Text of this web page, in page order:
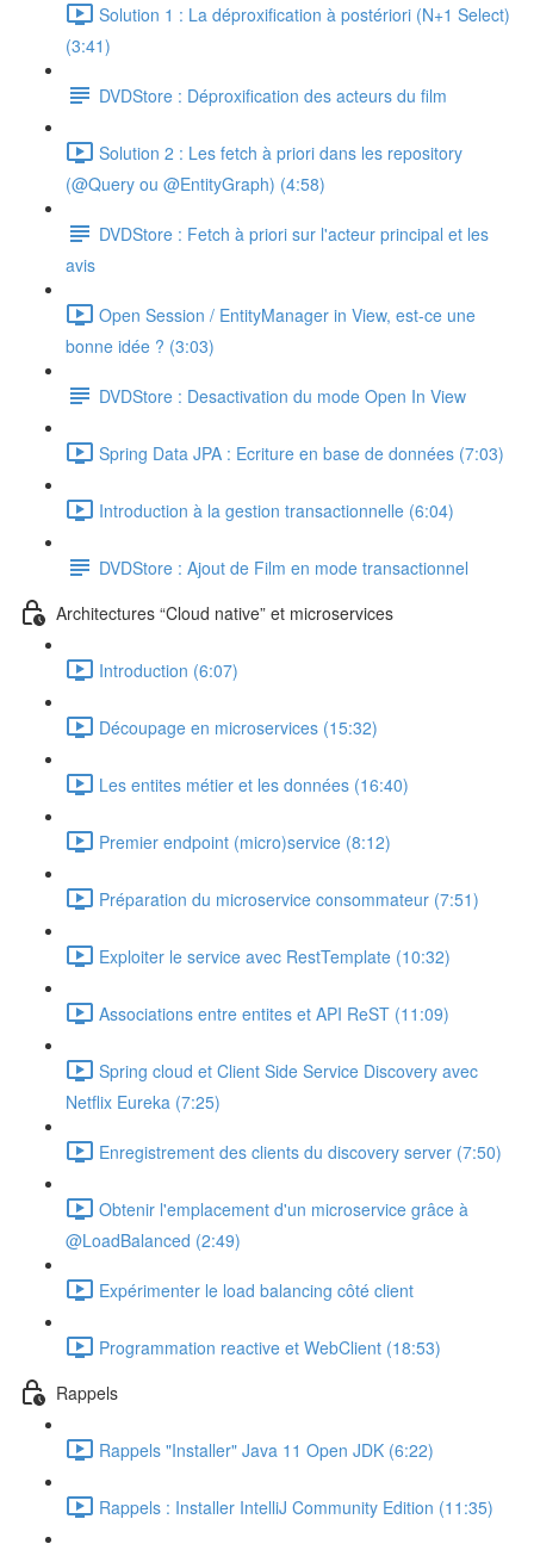
Solution 1 : La déproxification à postériori (N+1 Select)
(3:41)
DVDStore : Déproxification des acteurs du film
Solution 2 : Les fetch à priori dans les repository
(@Query ou @EntityGraph) (4:58)
DVDStore : Fetch à priori sur l'acteur principal et les
avis
Open Session / EntityManager in View, est-ce une
bonne idée ? (3:03)
DVDStore : Desactivation du mode Open In View
Spring Data JPA : Ecriture en base de données (7:03)
Introduction à la gestion transactionnelle (6:04)
DVDStore : Ajout de Film en mode transactionnel
Architectures “Cloud native” et microservices
Introduction (6:07)
Découpage en microservices (15:32)
Les entites métier et les données (16:40)
Premier endpoint (micro)service (8:12)
Préparation du microservice consommateur (7:51)
Exploiter le service avec RestTemplate (10:32)
Associations entre entites et API ReST (11:09)
Spring cloud et Client Side Service Discovery avec
Netflix Eureka (7:25)
Enregistrement des clients du discovery server (7:50)
Obtenir l'emplacement d'un microservice grâce à
@LoadBalanced (2:49)
Expérimenter le load balancing côté client
Programmation reactive et WebClient (18:53)
Rappels
Rappels "Installer" Java 11 Open JDK (6:22)
Rappels : Installer IntelliJ Community Edition (11:35)